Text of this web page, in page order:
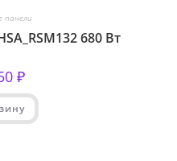
панели
680 Вт
₽